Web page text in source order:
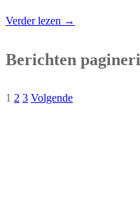
Verder lezen →
Berichten
1 2 3 Volgende